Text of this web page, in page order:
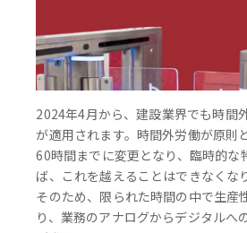
2024年4月から、建設業界でも時間
が適用されます。時間外労働が原則
60時間までに変更となり、臨時的な
ば、これを越えることはできなくな
そのため、限られた時間の中で生産
り、業務のアナログからデジタルへ